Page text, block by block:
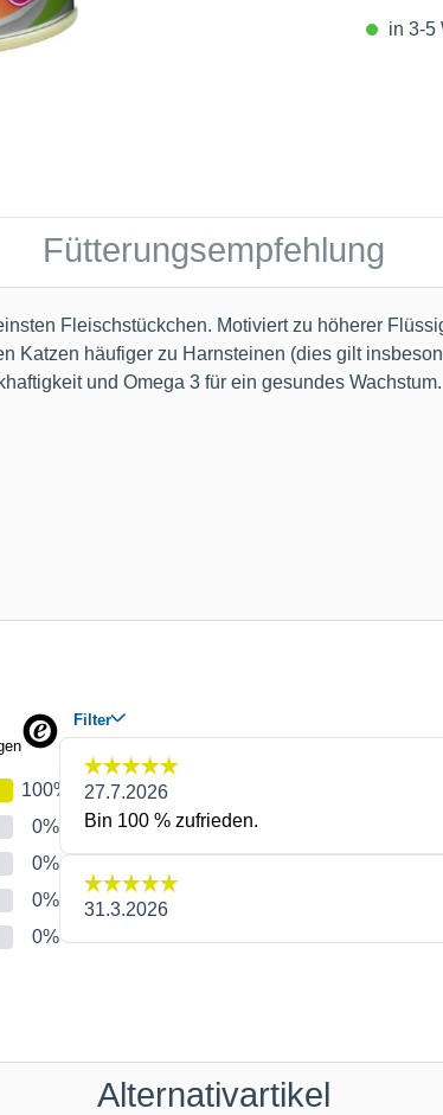
in 3-5
Fütterungsempfehlung
Fleischstückchen. Motiviert zu höherer
Katzen häufiger zu Harnsteinen (dies gilt
und Omega 3 für ein gesundes Wachstum.
Alternativartikel